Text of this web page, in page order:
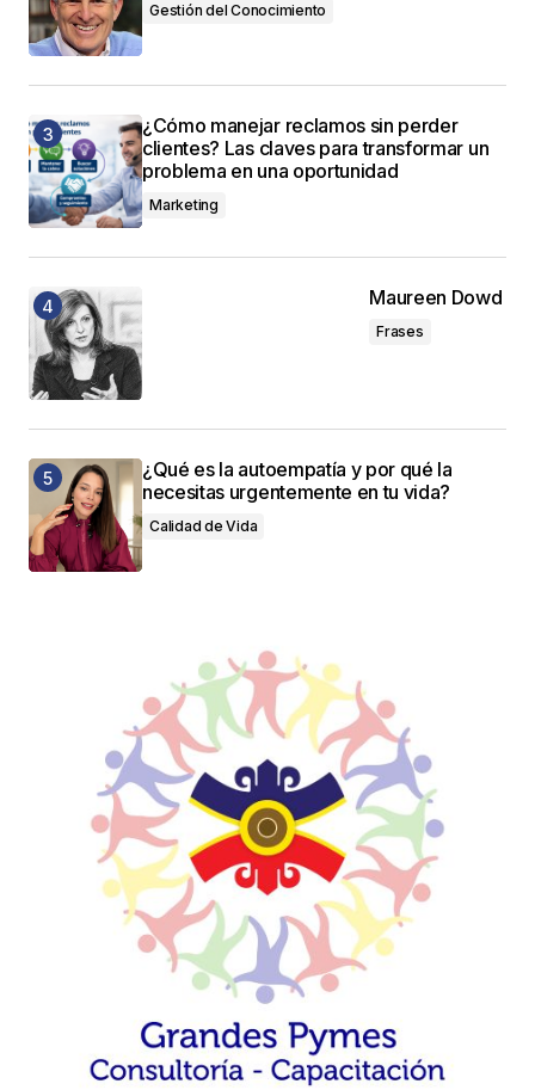
Gestión del Conocimiento
¿Cómo manejar reclamos sin perder
clientes? Las claves para transformar un
problema en una oportunidad
Marketing
Maureen Dowd
Frases
¿Qué es la autoempatía y por qué la
necesitas urgentemente en tu vida?
Calidad de Vida